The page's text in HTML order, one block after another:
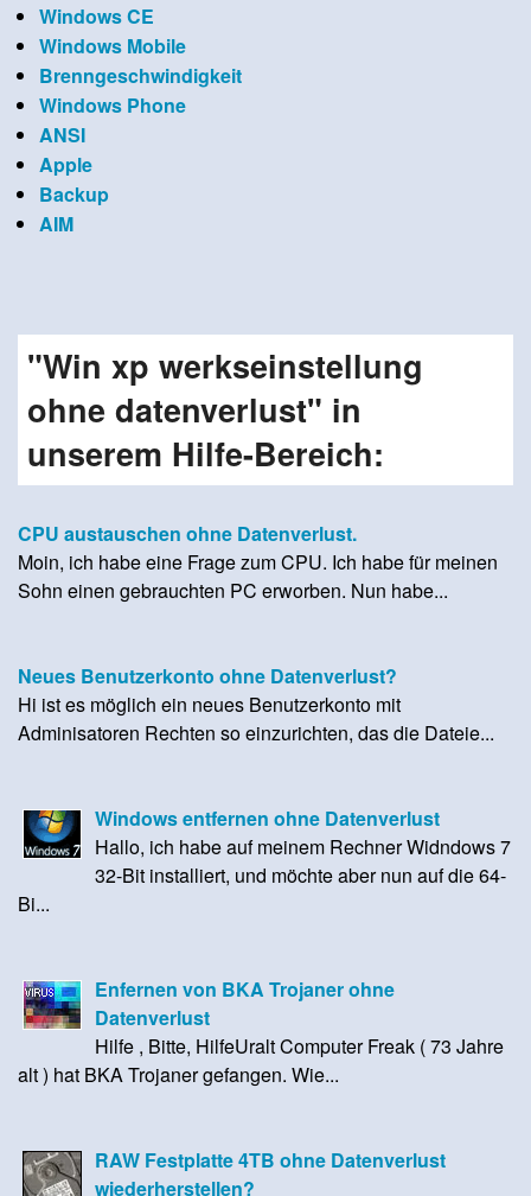
Windows CE
Windows Mobile
Brenngeschwindigkeit
Windows Phone
ANSI
Apple
Backup
AIM
"Win xp werkseinstellung
ohne datenverlust" in
unserem Hilfe-Bereich:
CPU austauschen ohne Datenverlust.
Moin, ich habe eine Frage zum CPU. Ich habe für meinen
Sohn einen gebrauchten PC erworben. Nun habe...
Neues Benutzerkonto ohne Datenverlust?
Hi ist es möglich ein neues Benutzerkonto mit
Adminisatoren Rechten so einzurichten, das die Dateie...
Windows entfernen ohne Datenverlust
Hallo, ich habe auf meinem Rechner Widndows 7
32-Bit installiert, und möchte aber nun auf die 64-
Bi...
Enfernen von BKA Trojaner ohne
Datenverlust
Hilfe , Bitte, HilfeUralt Computer Freak ( 73 Jahre
alt ) hat BKA Trojaner gefangen. Wie...
RAW Festplatte 4TB ohne Datenverlust
wiederherstellen?